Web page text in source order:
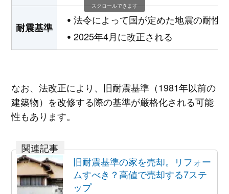
耐震基準
法令によって国が定めた地震の耐性
2025年4月に改正される
スクロールできます
なお、法改正により、旧耐震基準（1981年以前の
建築物）を改修する際の基準が厳格化される可能
性もあります。
旧耐震基準の家を売却。リフォー
ムすべき？高値で売却する7ステ
ップ